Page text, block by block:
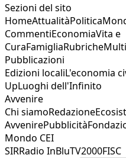
Sezioni del sito
HomeAttualitàPolitica
CommentiEconomiaVita e
CuraFamigliaRubriche
Pubblicazioni
Edizioni localiL'economia
UpLuoghi dell'Infinito
Avvenire
Chi siamoRedazione
AvvenirePubblicità
Mondo CEI
SIRRadio InBluTV2000FISC